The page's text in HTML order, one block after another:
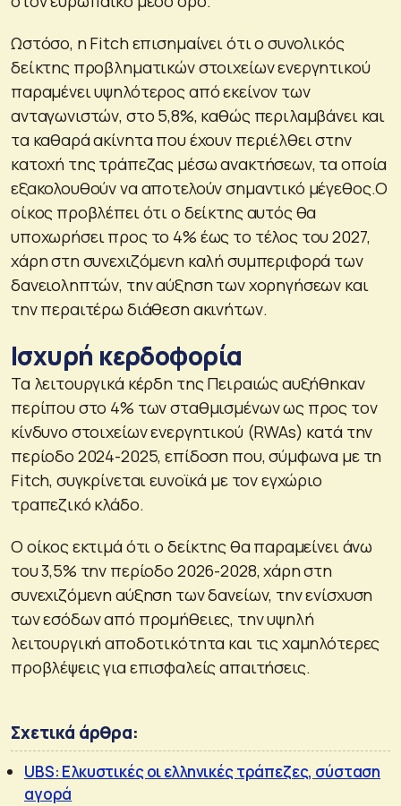
Ωστόσο, η Fitch επισημαίνει ότι ο συνολικός
δείκτης προβληματικών στοιχείων ενεργητικού
παραμένει υψηλότερος από εκείνον των
ανταγωνιστών, στο 5,8%, καθώς περιλαμβάνει και
τα καθαρά ακίνητα που έχουν περιέλθει στην
κατοχή της τράπεζας μέσω ανακτήσεων, τα οποία
εξακολουθούν να αποτελούν σημαντικό μέγεθος.Ο
οίκος προβλέπει ότι ο δείκτης αυτός θα
υποχωρήσει προς το 4% έως το τέλος του 2027,
χάρη στη συνεχιζόμενη καλή συμπεριφορά των
δανειοληπτών, την αύξηση των χορηγήσεων και
την περαιτέρω διάθεση ακινήτων.
Ισχυρή κερδοφορία
Τα λειτουργικά κέρδη της Πειραιώς αυξήθηκαν
περίπου στο 4% των σταθμισμένων ως προς τον
κίνδυνο στοιχείων ενεργητικού (RWAs) κατά την
περίοδο 2024-2025, επίδοση που, σύμφωνα με τη
Fitch, συγκρίνεται ευνοϊκά με τον εγχώριο
τραπεζικό κλάδο.
Ο οίκος εκτιμά ότι ο δείκτης θα παραμείνει άνω
του 3,5% την περίοδο 2026-2028, χάρη στη
συνεχιζόμενη αύξηση των δανείων, την ενίσχυση
των εσόδων από προμήθειες, την υψηλή
λειτουργική αποδοτικότητα και τις χαμηλότερες
προβλέψεις για επισφαλείς απαιτήσεις.
Σχετικά άρθρα:
UBS: Ελκυστικές οι ελληνικές τράπεζες, σύσταση
αγορά